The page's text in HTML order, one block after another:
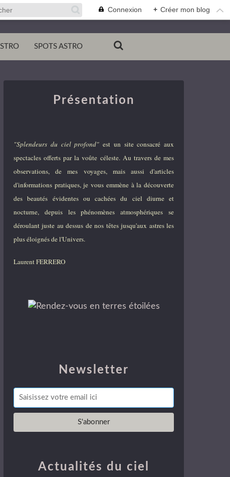
Connexion + Créer mon blog
SPOTS ASTRO
Newsletter
Présentation
"Splendeurs du ciel profond" est un site consacré aux
spectacles offerts par la voûte céleste. Au travers de mes
observations, de mes voyages, mais aussi d'articles
d'informations pratiques, je vous emmène à la découverte
des beautés évidentes ou cachées du ciel diurne et
nocturne, depuis les phénomènes atmosphériques se
déroulant juste au dessus de nos têtes jusqu'aux astres les
plus éloignés de l'Univers.
Laurent FERRERO
Actualités du ciel